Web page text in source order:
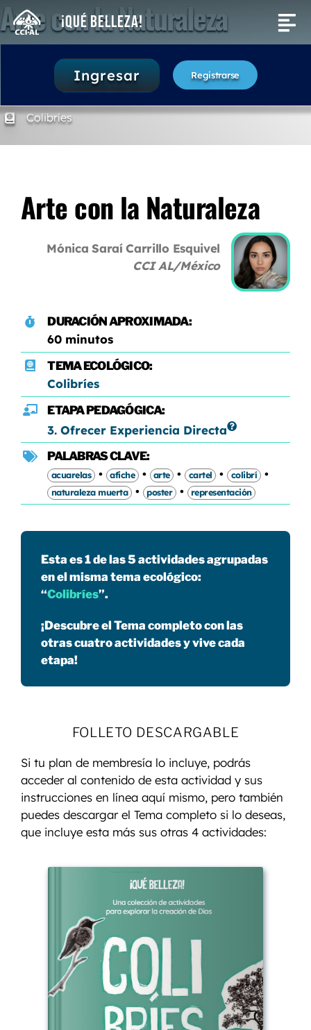
Saltar
al
contenido
¡Qué Belleza!
Actividades
Buscar:
Ingresar Registrarse
Arte con la Naturaleza
60 minutos
3. Ofrecer Experiencia Directa
Colibríes
Arte con la Naturaleza
Mónica Saraí Carrillo Esquivel
CCI AL/México
DURACIÓN APROXIMADA:
60 minutos
TEMA ECOLÓGICO:
Colibríes
ETAPA PEDAGÓGICA:
3. Ofrecer Experiencia Directa
PALABRAS CLAVE:
acuarelas • afiche • arte • cartel • colibrí •
naturaleza muerta • poster • representación
Esta es 1 de las 5 actividades agrupadas
en el misma tema ecológico:
“Colibríes”.
¡Descubre el Tema completo con las
otras cuatro actividades y vive cada
etapa!
FOLLETO DESCARGABLE
Si tu plan de membresía lo incluye, podrás
acceder al contenido de esta actividad y sus
instrucciones en línea aquí mismo, pero también
puedes descargar el Tema completo si lo deseas,
que incluye esta más sus otras 4 actividades: